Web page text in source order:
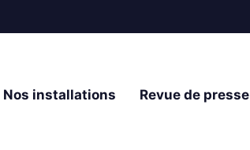
Nos installations Revue de presse